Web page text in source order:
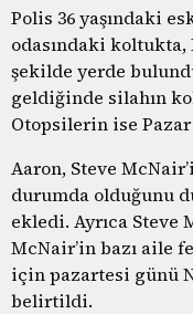
Polis 36 yaşındaki
odasındaki koltukta,
şekilde yerde
geldiğinde silahın
Otopsilerin ise Pazar
Aaron, Steve
durumda olduğunu
ekledi. Ayrıca Steve
McNair’in bazı aile
için pazartesi günü
belirtildi.